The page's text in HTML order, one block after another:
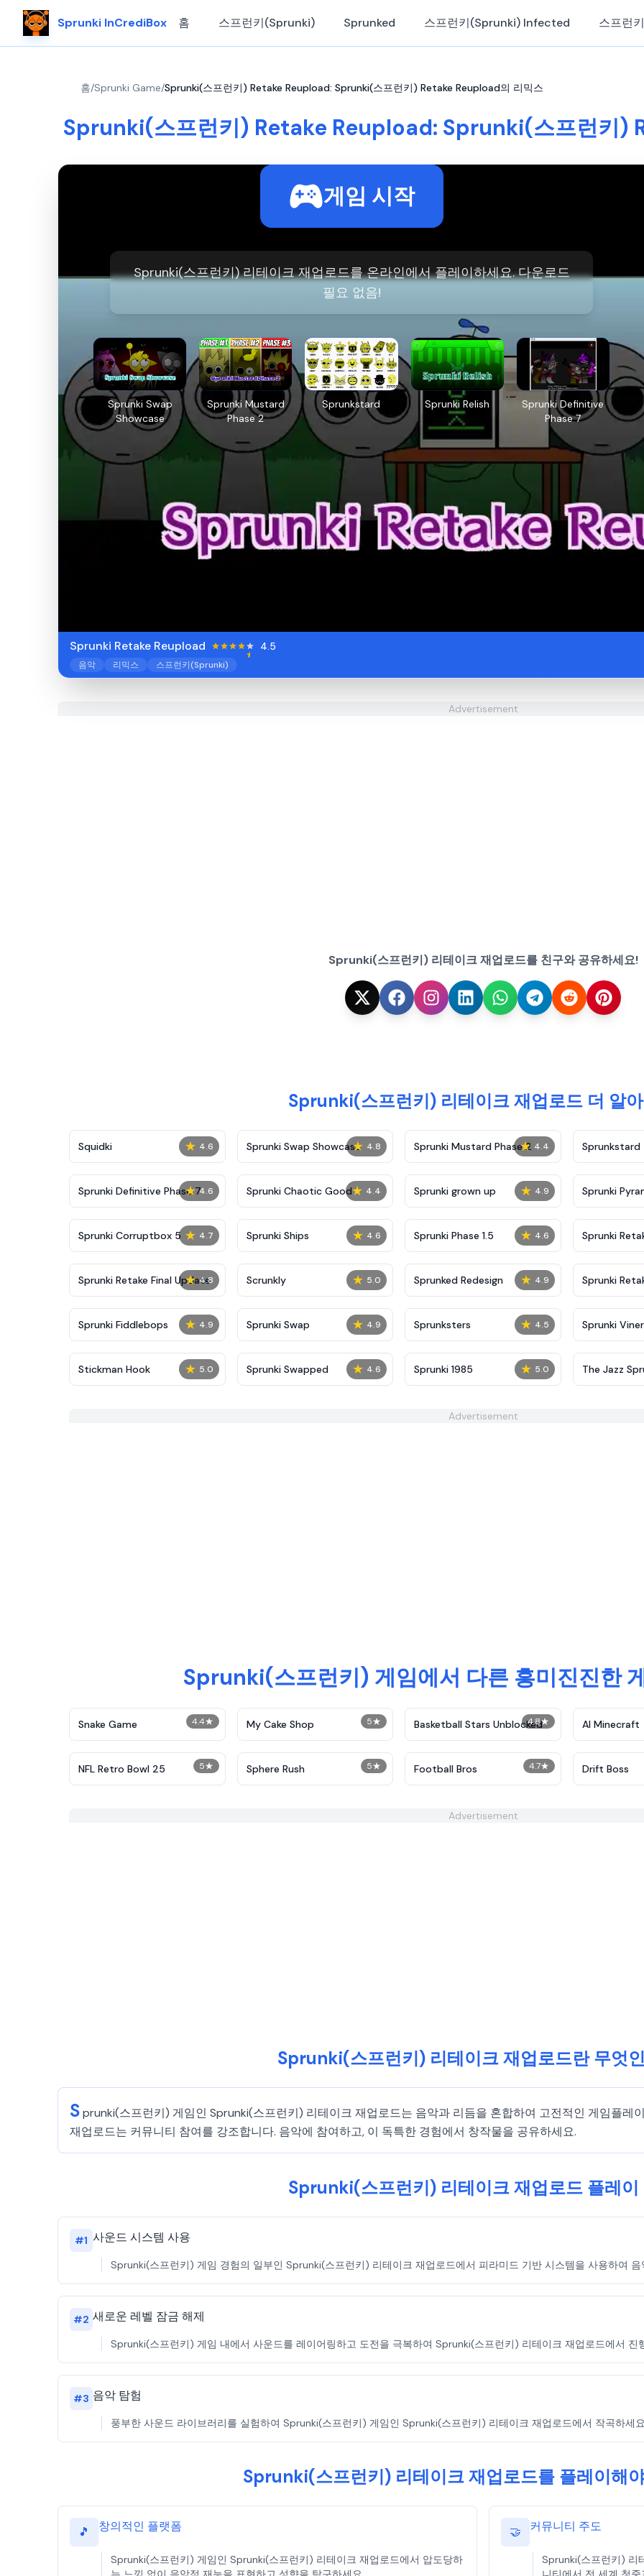
Sprunki InCrediBox 홈 스프런키(Sprunki) Sprunked 스프런키(Sprunki) Infected 스프런
홈/Sprunki Game/Sprunki(스프런키) Retake Reupload: Sprunki(스프런키) Retake Reupload의 리믹스
Sprunki(스프런키) Retake Reupload: Sprunki(스프런키)
게임 시작
Sprunki(스프런키) 리테이크 재업로드를 온라인에서 플레이하세요. 다운로드
필요 없음!
Sprunki Swap
Showcase
Sprunki Mustard
Phase 2
Sprunkstard Sprunki Relish
Sprunki Definitive
Phase 7
Sprunki Retake Reupload 4.5
음악 리믹스 스프런키(Sprunki)
Advertisement
Sprunki(스프런키) 리테이크 재업로드를 친구와 공유하세요!
Sprunki(스프런키) 리테이크 재업로드 더 알
★ 4.6
Squidki ★ 4.8
Sprunki Swap Showcase ★ 4.4
Sprunki Mustard Phase 2 Sprunkstard
★ 4.6
Sprunki Definitive Phase 7 ★ 4.4
Sprunki Chaotic Good ★ 4.9
Sprunki grown up Sprunki
★ 4.7
Sprunki Corruptbox 5 ★ 4.6
Sprunki Ships ★ 4.6
Sprunki Phase 1.5 Sprunki
★ 4.8
Sprunki Retake Final Update ★ 5.0
Scrunkly ★ 4.9
Sprunked Redesign Sprunki
★ 4.9
Sprunki Fiddlebops ★ 4.9
Sprunki Swap ★ 4.5
Sprunksters Sprunki
★ 5.0
Stickman Hook ★ 4.6
Sprunki Swapped ★ 5.0
Sprunki 1985
The Jazz
City
Advertisement
Sprunki(스프런키) 게임에서 다른 흥미진진한
4.4★
Snake Game 5★
My Cake Shop 4.8★
Basketball Stars Unblocked AI Minecraft
5★
NFL Retro Bowl 25 5★
Sphere Rush 4.7★
Football Bros Drift Boss
Advertisement
Sprunki(스프런키) 리테이크 재업로드란 무엇
Sprunki(스프런키) 게임인 Sprunki(스프런키) 리테이크 재업로드는 음악과 리듬을 혼합하여 고전적인 게임플레
재업로드는 커뮤니티 참여를 강조합니다. 음악에 참여하고, 이 독특한 경험에서 창작물을 공유하세요.
Sprunki(스프런키) 리테이크 재업로드 플레이
#1 사운드 시스템 사용
Sprunki(스프런키) 게임 경험의 일부인 Sprunki(스프런키) 리테이크 재업로드에서 피라미드 기반 시스템을 사용하여 음
#2 새로운 레벨 잠금 해제
Sprunki(스프런키) 게임 내에서 사운드를 레이어링하고 도전을 극복하여 Sprunki(스프런키) 리테이크 재업로드에서 진
#3 음악 탐험
풍부한 사운드 라이브러리를 실험하여 Sprunki(스프런키) 게임인 Sprunki(스프런키) 리테이크 재업로드에서 작곡하세
Sprunki(스프런키) 리테이크 재업로드를 플레이해
🎵 창의적인 플랫폼
Sprunki(스프런키) 게임인 Sprunki(스프런키) 리테이크 재업로드에서 압도당하
🤝 커뮤니티 주도
Sprunki(스프런키) 리